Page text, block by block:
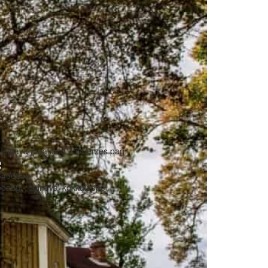
maakond, Līvbērzes pag.
- eelneval kokkuleppel